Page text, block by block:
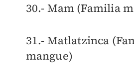
30.- Mam (Familia
31.- Matlatzinca
mangue)